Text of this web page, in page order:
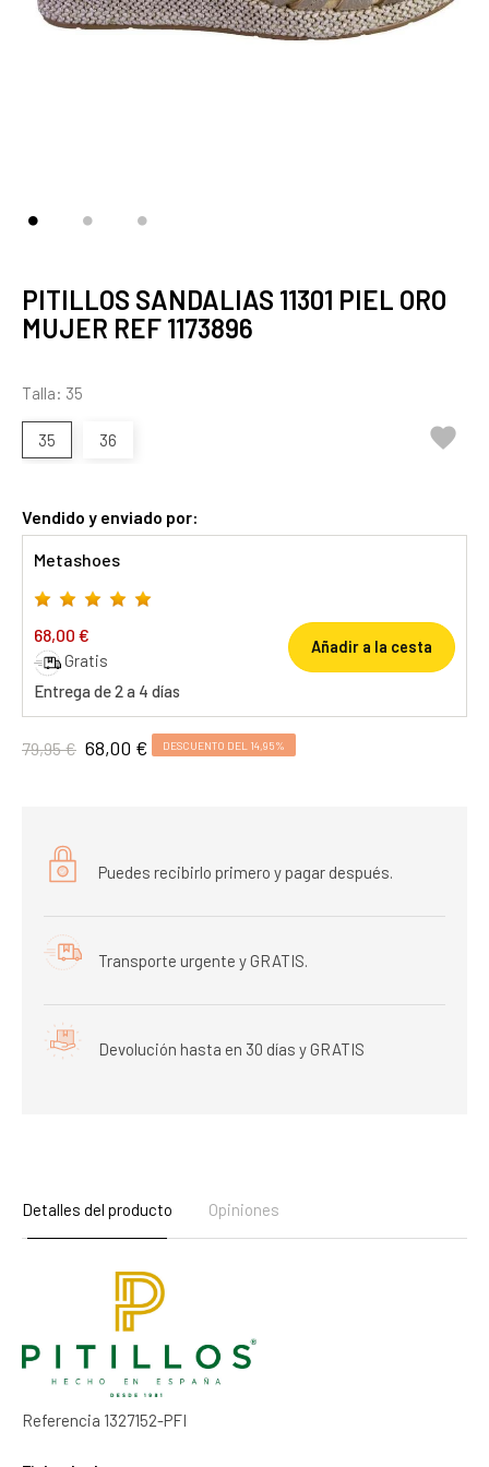
PITILLOS SANDALIAS 11301 PIEL ORO
MUJER REF 1173896
Talla: 35
35 36 
Vendido y enviado por:
Metashoes
68,00 €
Gratis
Entrega de 2 a 4 días
Añadir a la cesta
79,95 € 68,00 € DESCUENTO DEL 14,95%
Puedes recibirlo primero y pagar después.
Transporte urgente y GRATIS.
Devolución hasta en 30 días y GRATIS
Detalles del producto Opiniones
Referencia 1327152-PFI